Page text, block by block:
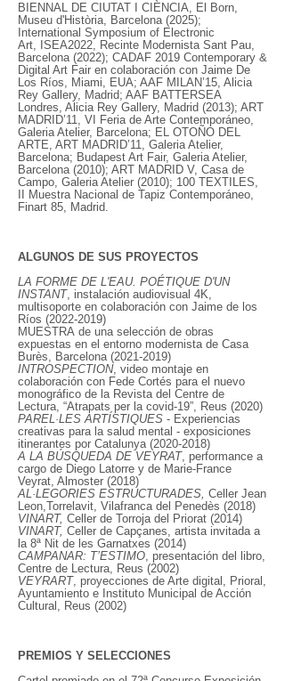
BIENNAL DE CIUTAT I CIÈNCIA, El Born,
Museu d'Història, Barcelona (2025);
International Symposium of Electronic
Art, ISEA2022, Recinte Modernista Sant Pau,
Barcelona (2022); CADAF 2019 Contemporary &
Digital Art Fair en colaboración con Jaime De
Los Ríos, Miami, EUA; AAF MILAN’15, Alicia
Rey Gallery, Madrid; AAF BATTERSEA
Londres, Alicia Rey Gallery, Madrid (2013); ART
MADRID’11, VI Feria de Arte Contemporáneo,
Galeria Atelier, Barcelona; EL OTOÑO DEL
ARTE, ART MADRID’11, Galeria Atelier,
Barcelona; Budapest Art Fair, Galeria Atelier,
Barcelona (2010); ART MADRID V, Casa de
Campo, Galeria Atelier (2010); 100 TEXTILES,
II Muestra Nacional de Tapiz Contemporáneo,
Finart 85, Madrid.
ALGUNOS DE SUS PROYECTOS
LA FORME DE L'EAU. POÉTIQUE D'UN
INSTANT, instalación audiovisual 4K,
multisoporte en colaboración con Jaime de los
Ríos (2022-2019)
MUESTRA de una selección de obras
expuestas en el entorno modernista de Casa
Burès, Barcelona (2021-2019)
INTROSPECTION, video montaje en
colaboración con Fede Cortés para el nuevo
monográfico de la Revista del Centre de
Lectura, “Atrapats per la covid-19”, Reus (2020)
PAREL·LES ARTÍSTIQUES - Experiencias
creativas para la salud mental - exposiciones
itinerantes por Catalunya (2020-2018)
A LA BÚSQUEDA DE VEYRAT, performance a
cargo de Diego Latorre y de Marie-France
Veyrat, Almoster (2018)
AL·LEGORIES ESTRUCTURADES, Celler Jean
Leon,Torrelavit, Vilafranca del Penedès (2018)
VINART, Celler de Torroja del Priorat (2014)
VINART, Celler de Capçanes, artista invitada a
la 8ª Nit de les Garnatxes (2014)
CAMPANAR: T’ESTIMO, presentación del libro,
Centre de Lectura, Reus (2002)
VEYRART, proyecciones de Arte digital, Prioral,
Ayuntamiento e Instituto Municipal de Acción
Cultural, Reus (2002)
PREMIOS Y SELECCIONES